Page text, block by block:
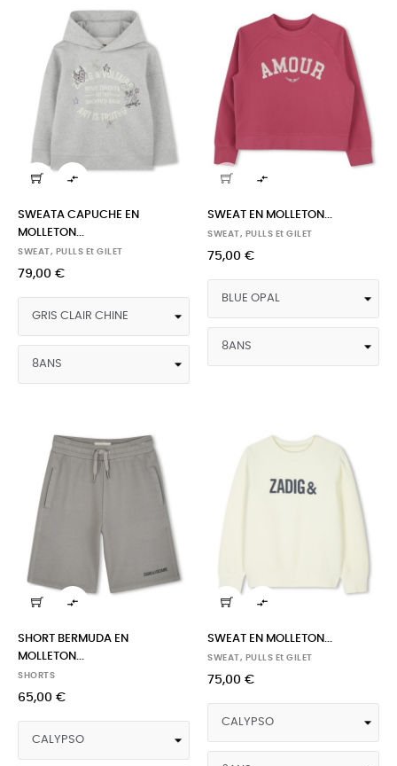

SWEATA CAPUCHE EN
MOLLETON...
SWEAT, PULLS Et GILET
79,00 €

SWEAT EN MOLLETON...
SWEAT, PULLS Et GILET
75,00 €

SHORT BERMUDA EN
MOLLETON...
SHORTS
65,00 €

SWEAT EN MOLLETON...
SWEAT, PULLS Et GILET
75,00 €